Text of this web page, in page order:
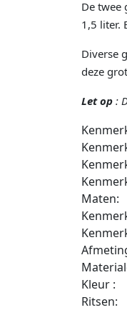
De twee
1,5 liter.
Diverse
deze
Let op :
Maten:
Kleur :
Ritsen: